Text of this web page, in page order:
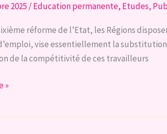
2025/Education permanente, Etudes,
réforme de l’Etat, les Régions
vise essentiellement la
de la compétitivité de ces travailleurs
»